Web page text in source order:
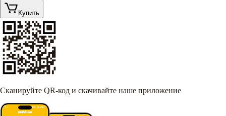
Купить
Сканируйте QR-код и скачивайте наше приложение